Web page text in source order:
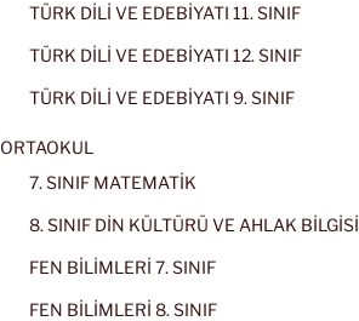
TÜRK DİLİ VE EDEBİYATI 11. SINIF
TÜRK DİLİ VE EDEBİYATI 12. SINIF
TÜRK DİLİ VE EDEBİYATI 9. SINIF
ORTAOKUL
7. SINIF MATEMATİK
8. SINIF DİN KÜLTÜRÜ VE AHLAK BİLGİSİ
FEN BİLİMLERİ 7. SINIF
FEN BİLİMLERİ 8. SINIF